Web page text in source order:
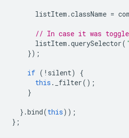
listItem .className =
// In case it was
listItem .querySelector(
});
if ( ! silent)
{
this . _filter();
}
}.bind(this));
};